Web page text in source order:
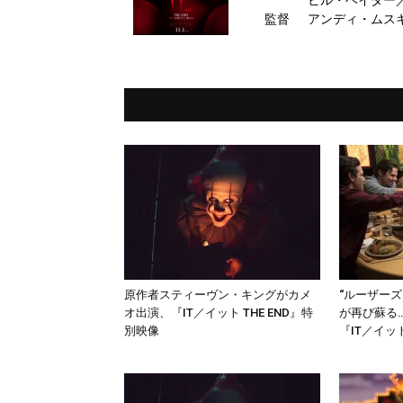
ンソン／アン
監督 アンディ・ムス
原作者スティーヴン・キングがカメ
オ出演、『IT／イット THE END』特
別映像
“ルーザー
が再び蘇る
『IT／イッ